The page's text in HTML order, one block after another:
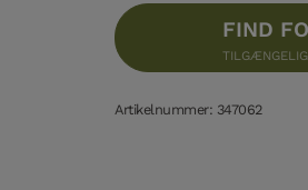
FIND
Artikelnummer: 347062